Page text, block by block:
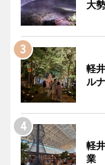
大
軽
ル
軽
業